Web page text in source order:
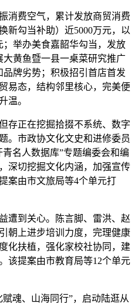
费空气，累计发放商贸消费
新勾当补助）近5000万元，以
；举办美食嘉韶华勾当，发放
黄鱼暨一县一桌菜研究推广
牌劣势；积极招引首店首发
易态，结构邻里核心，完美便
温。
正在挖掘拾掇不系统、数字
。市政协文化文史和进修委员
名人数据库”专题编委会和编
深切挖掘文化内涵，加强宣传
案由市文旅局等4个单元打
到关心。陈言脚、雷洪、赵
朝上进步培训力度，完理健康
化扶植，强化家校社协同，建
该提案由市教育局等12个单元
魂、山海同行”，启动陆逛从